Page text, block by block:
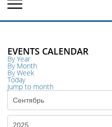
EVENTS CALENDAR
By Year
By Month
By Week
Today
Jump to month